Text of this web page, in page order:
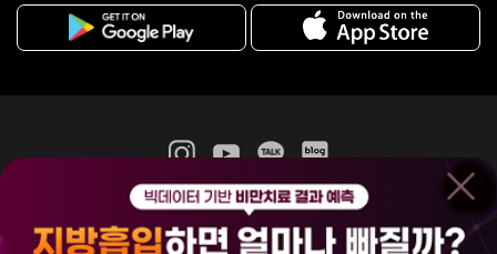
365mc 병·의원 이용약관
홈페이지 이용약관
비급여진료수가